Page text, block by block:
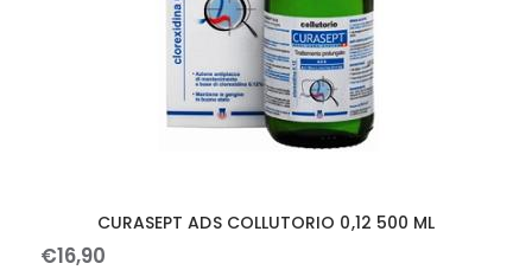
CURASEPT ADS COLLUTORIO 0,12 500 ML
€16,90